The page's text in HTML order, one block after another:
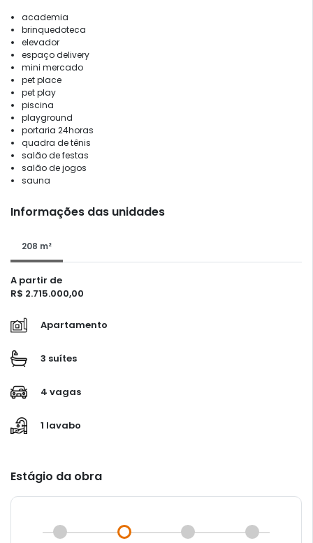
academia
brinquedoteca
elevador
espaço delivery
mini mercado
pet place
pet play
piscina
playground
portaria 24horas
quadra de tênis
salão de festas
salão de jogos
sauna
Informações das unidades
208 m²
A partir de
R$ 2.715.000,00
Apartamento
3 suítes
4 vagas
1 lavabo
Estágio da obra